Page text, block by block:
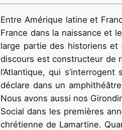
Entre Amérique latine et
France dans la naissance et
large partie des historiens et
discours est constructeur de
l’Atlantique, qui
déclare dans un
Nous avons aussi nos
Social dans les premières
chrétienne de Lamartine.